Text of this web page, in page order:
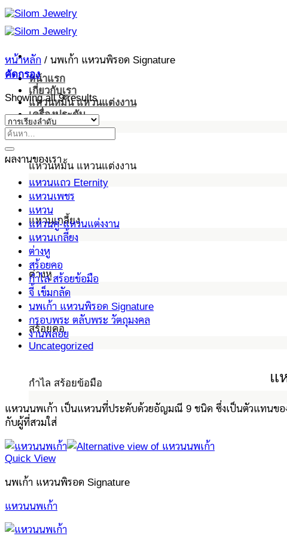
ข้าม
ไป
ยัง
เนื้อหา
หน้าแรก
เกี่ยวกับเรา
แหวนหมั้น แหวนแต่งงาน
เครื่องประดับ
แหวนหมั้น แหวนแต่งงาน
แหวนเกลี้ยง
ต่างหู
สร้อยคอ
กำไล สร้อยข้อมือ
หน้าหลัก / นพเก้า แหวนพิรอด Signature
คัดกรอง
Showing all 9 results
ผลงานของเรา
แหวนแถว Eternity
แหวนเพชร
แหวน
แหวนคู่-แหวนแต่งงาน
แหวนเกลี้ยง
ต่างหู
สร้อยคอ
กำไล สร้อยข้อมือ
จี้ เข็มกลัด
นพเก้า แหวนพิรอด Signature
กรอบพระ ตลับพระ วัตถุมงคล
งานพลอย
Uncategorized
แ
แหวนนพเก้า เป็นแหวนที่ประดับด้วยอัญมณี 9 ชนิด ซึ่งเป็นตัวแทนของ
กับผู้ที่สวมใส่
Quick View
นพเก้า แหวนพิรอด Signature
แหวนนพเก้า